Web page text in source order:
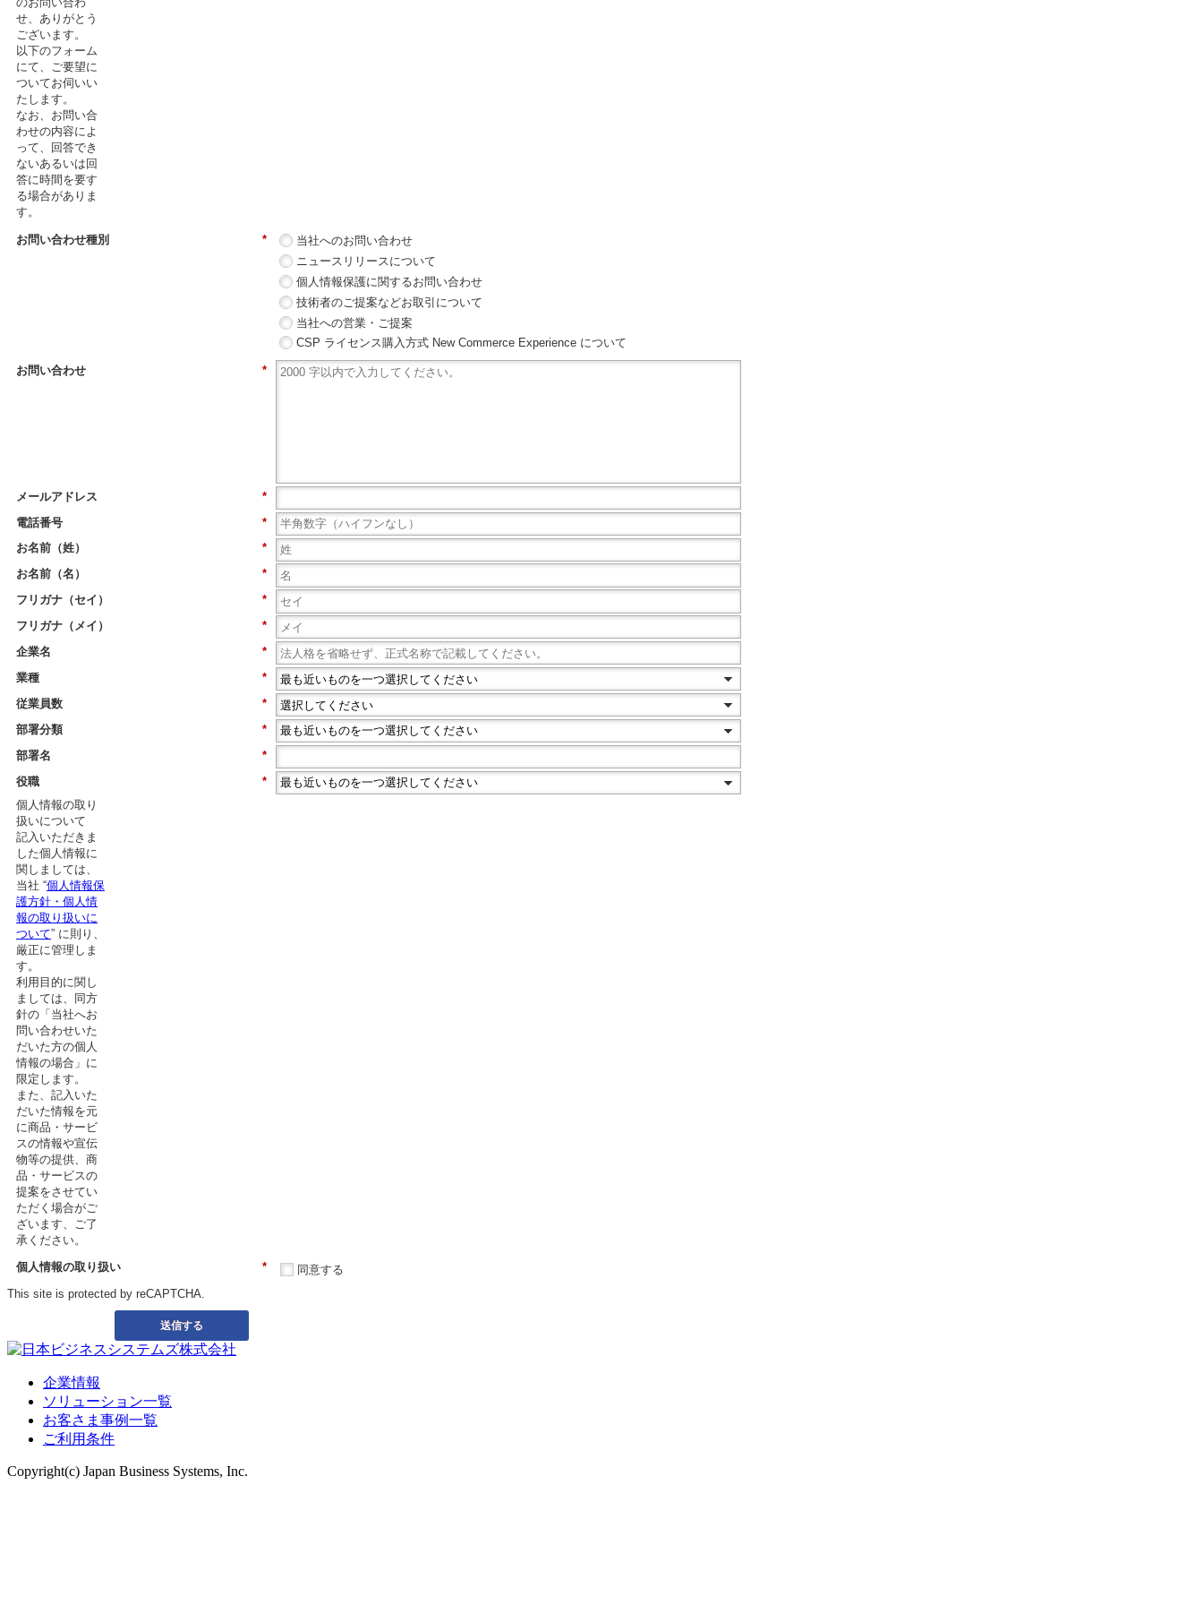
せ、ありがとう
ございます。
以下のフォーム
にて、ご要望に
ついてお伺いい
たします。
なお、お問い合
わせの内容によ
って、回答でき
ないあるいは回
答に時間を要す
る場合がありま
す。
*
お問い合わせ種別
当社へのお問い合わせ
ニュースリリースについて
個人情報保護に関するお問い合わせ
技術者のご提案などお取引について
当社への営業・ご提案
CSP ライセンス購入方式 New Commerce Experience について
*
お問い合わせ
*
メールアドレス
*
電話番号
*
お名前（姓）
*
お名前（名）
*
フリガナ（セイ）
*
フリガナ（メイ）
*
企業名
*
業種
*
従業員数
*
部署分類
*
部署名
*
役職
個人情報の取り
扱いについて
記入いただきま
した個人情報に
関しましては、
当社 “個人情報保
護方針・個人情
報の取り扱いに
ついて” に則り、
厳正に管理しま
す。
利用目的に関し
ましては、同方
針の「当社へお
問い合わせいた
だいた方の個人
情報の場合」に
限定します。
また、記入いた
だいた情報を元
に商品・サービ
スの情報や宣伝
物等の提供、商
品・サービスの
提案をさせてい
ただく場合がご
ざいます、ご了
承ください。
*
個人情報の取り扱い
同意する
This site is protected by reCAPTCHA.
送信する
企業情報
ソリューション一覧
お客さま事例一覧
ご利用条件
Copyright(c) Japan Business Systems, Inc.